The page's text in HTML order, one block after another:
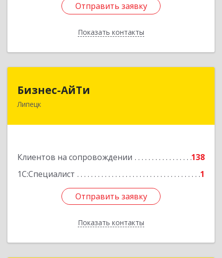
Отправить заявку
Показать контакты
Отправить заявку
Назад
Бизнес-АйТи
Липецк
Клиентов на сопровождении
138
1С:Специалист
1
Отправить заявку
Показать контакты
398008, Липецкая обл, Липецк г, 50 лет НЛМК
Отправить заявку
Назад